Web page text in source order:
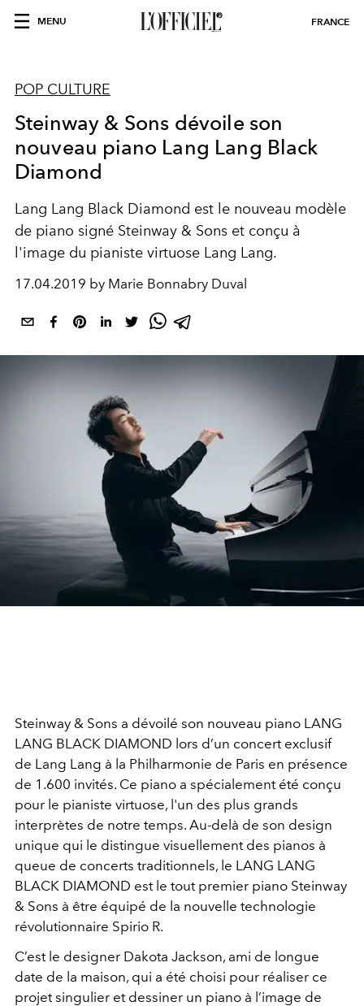
MENU FRANCE
POP CULTURE
Steinway & Sons dévoile son
nouveau piano Lang Lang Black
Diamond
Lang Lang Black Diamond est le nouveau modèle
de piano signé Steinway & Sons et conçu à
l'image du pianiste virtuose Lang Lang.
17.04.2019 by Marie Bonnabry Duval
Steinway & Sons a dévoilé son nouveau piano LANG
LANG BLACK DIAMOND lors d’un concert exclusif
de Lang Lang à la Philharmonie de Paris en présence
de 1.600 invités. Ce piano a spécialement été conçu
pour le pianiste virtuose, l'un des plus grands
interprètes de notre temps. Au-delà de son design
unique qui le distingue visuellement des pianos à
queue de concerts traditionnels, le LANG LANG
BLACK DIAMOND est le tout premier piano Steinway
& Sons à être équipé de la nouvelle technologie
révolutionnaire Spirio R.
C’est le designer Dakota Jackson, ami de longue
date de la maison, qui a été choisi pour réaliser ce
projet singulier et dessiner un piano à l’image de